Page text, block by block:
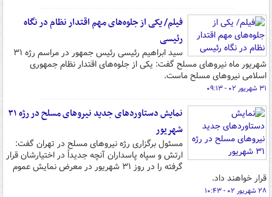
فیلم/ یکی از جلوه‌های مهم اقتدار نظام در نگاه
رئیسی
سید ابراهیم رئیسی رئیس جمهور در مراسم رژه ۳۱
شهریور ماه نیروهای مسلح گفت: یکی از جلوه‌های اقتدار نظام جمهوری
اسلامی نیروهای مسلح ماست.
۳۱ شهریور ۰۲ - ۰۹:۱۳
نمایش دستاوردهای جدید نیروهای مسلح در رژه ۳۱
شهریور
مسئول برگزاری رژه نیروهای مسلح در تهران گفت:
ارتش و سپاه پاسداران آنچه جدیداً در اختیارشان قرار
گرفته را در روز ۳۱ شهریور در معرض نمایش عموم
قرار خواهند داد.
۲۸ شهریور ۰۲ - ۱۰:۴۳